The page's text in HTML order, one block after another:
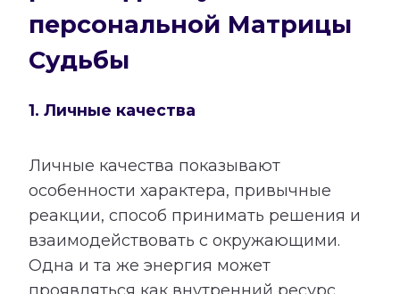
персональной Матрицы
Судьбы
1. Личные качества
Личные качества показывают
особенности характера, привычные
реакции, способ принимать решения и
взаимодействовать с окружающими.
Одна и та же энергия может